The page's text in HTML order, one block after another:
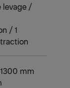
levage /
/ 1
mm